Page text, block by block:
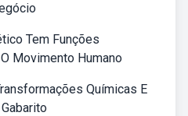
Tem Funções
Movimento Humano
Químicas E